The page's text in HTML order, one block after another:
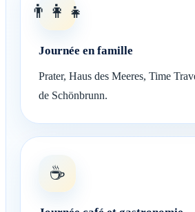
👨‍👩‍👧
Journée en famille
Prater, Haus des Meeres, Time
de Schönbrunn.
☕